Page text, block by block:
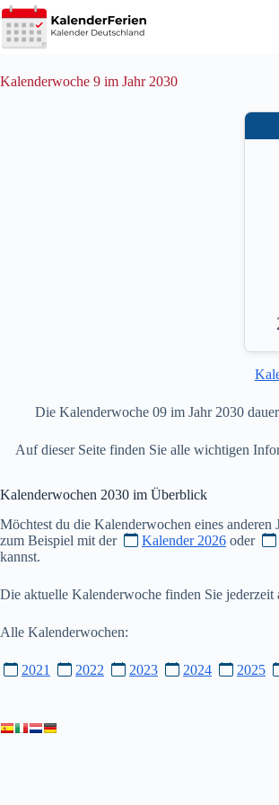
Zum
Inhalt
springen
Kalenderwoche 9 im Jahr 2030
Die Kalenderwoche 09 im Jahr 2030
Auf dieser Seite finden Sie alle wichtigen
Kalenderwochen 2030 im Überblick
Möchtest du die Kalenderwochen eines
zum Beispiel mit der
Kalender 2026 oder
kannst.
Die aktuelle Kalenderwoche finden Sie jederzeit
Alle Kalenderwochen:
2021 2022 2023 2024 2025